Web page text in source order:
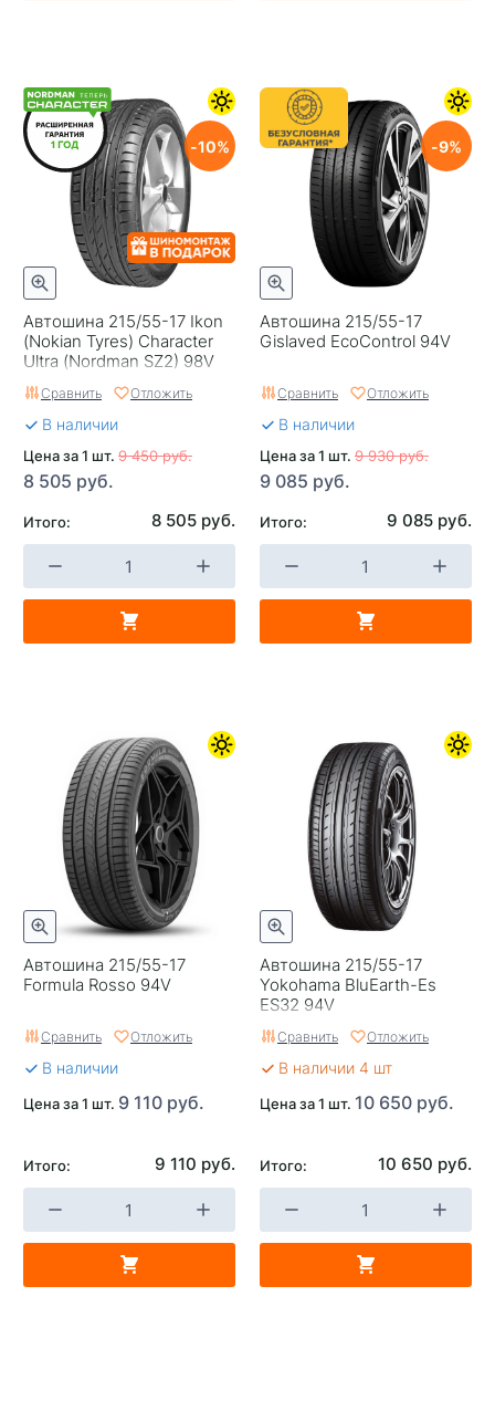
Автошина 215/55-17 Ikon
(Nokian Tyres) Character
Ultra (Nordman SZ2) 98V
10
Сравнить Отложить
В наличии
Цена за 1 шт. 9 450 руб.
8 505 руб.
Итого: 8 505 руб.
Автошина 215/55-17
Gislaved EcoControl 94V
9
Сравнить Отложить
В наличии
Цена за 1 шт. 9 930 руб.
9 085 руб.
Итого: 9 085 руб.
Автошина 215/55-17
Formula Rosso 94V
Сравнить Отложить
В наличии
Цена за 1 шт. 9 110 руб.
Итого: 9 110 руб.
Автошина 215/55-17
Yokohama BluEarth-Es
ES32 94V
Сравнить Отложить
В наличии 4 шт
Цена за 1 шт. 10 650 руб.
Итого: 10 650 руб.